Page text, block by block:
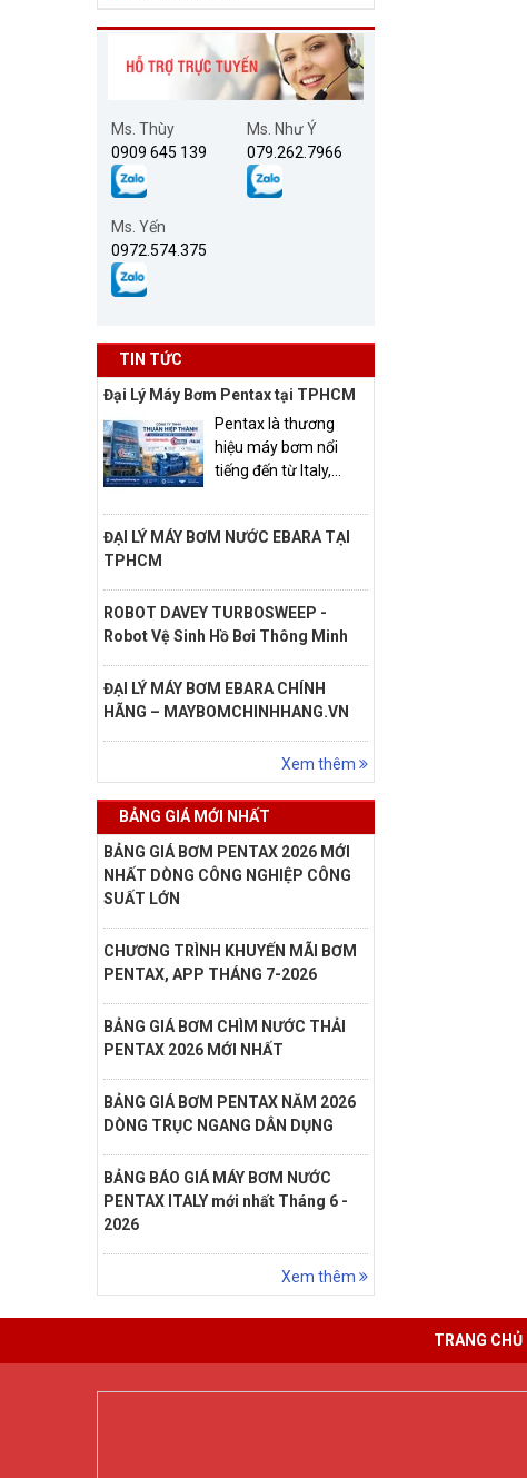
Ms. Thùy
0909 645 139
Ms. Như Ý
079.262.7966
Ms. Yến
0972.574.375
TIN TỨC
Đại Lý Máy Bơm Pentax tại TPHCM
Pentax là thương
hiệu máy bơm nổi
tiếng đến từ Italy,...
ĐẠI LÝ MÁY BƠM NƯỚC EBARA TẠI
TPHCM
ROBOT DAVEY TURBOSWEEP -
Robot Vệ Sinh Hồ Bơi Thông Minh
ĐẠI LÝ MÁY BƠM EBARA CHÍNH
HÃNG – MAYBOMCHINHHANG.VN
Xem thêm
BẢNG GIÁ MỚI NHẤT
BẢNG GIÁ BƠM PENTAX 2026 MỚI
NHẤT DÒNG CÔNG NGHIỆP CÔNG
SUẤT LỚN
CHƯƠNG TRÌNH KHUYẾN MÃI BƠM
PENTAX, APP THÁNG 7-2026
BẢNG GIÁ BƠM CHÌM NƯỚC THẢI
PENTAX 2026 MỚI NHẤT
BẢNG GIÁ BƠM PENTAX NĂM 2026
DÒNG TRỤC NGANG DÂN DỤNG
BẢNG BÁO GIÁ MÁY BƠM NƯỚC
PENTAX ITALY mới nhất Tháng 6 -
2026
Xem thêm
TRANG CHỦ